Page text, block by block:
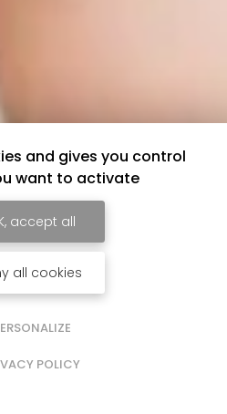
and gives you control
want to activate
accept all
all cookies
POLICY